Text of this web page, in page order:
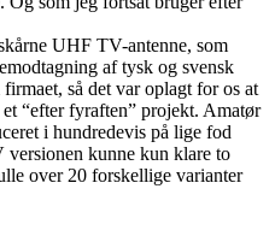
UHF TV-antenne, som
af tysk og svensk
så det var oplagt for os at
“efter fyraften” projekt. Amatør
i hundredevis på lige fod
versionen kunne kun klare to
over 20 forskellige varianter